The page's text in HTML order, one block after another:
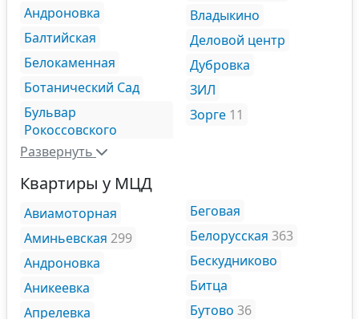
Андроновка
Балтийская
Белокаменная
Ботанический Сад
Бульвар
Рокоссовского
Владыкино
Деловой центр
Дубровка
ЗИЛ
Зорге 11
Развернуть
Квартиры у МЦД
Авиамоторная
Аминьевская 299
Андроновка
Аникеевка
Апрелевка
Беговая
Белорусская 363
Бескудниково
Битца
Бутово 36